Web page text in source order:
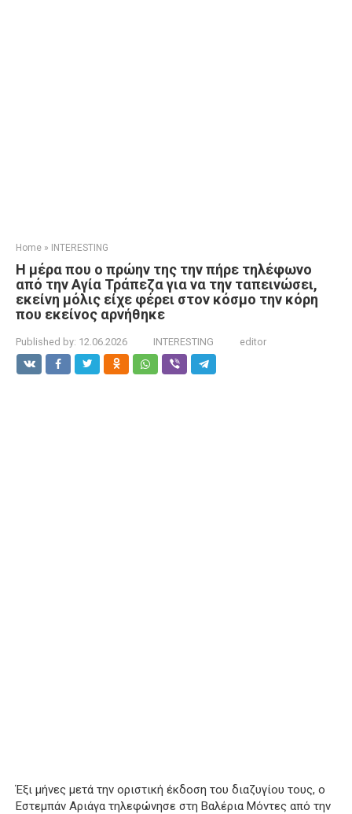
Home » INTERESTING
Η μέρα που ο πρώην της την πήρε τηλέφωνο
από την Αγία Τράπεζα για να την ταπεινώσει,
εκείνη μόλις είχε φέρει στον κόσμο την κόρη
που εκείνος αρνήθηκε
Published by: 12.06.2026 INTERESTING editor
Έξι μήνες μετά την οριστική έκδοση του διαζυγίου τους, ο
Εστεμπάν Αριάγα τηλεφώνησε στη Βαλέρια Μόντες από την